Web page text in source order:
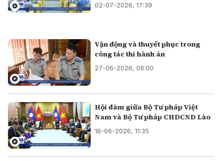
02-07-2026, 17:39
Vận động và thuyết phục trong
công tác thi hành án
27-06-2026, 06:00
Hội đàm giữa Bộ Tư pháp Việt
Nam và Bộ Tư pháp CHDCND Lào
16-06-2026, 11:35